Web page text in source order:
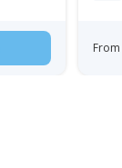
From